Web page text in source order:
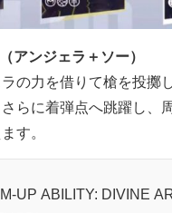
アンジェラ＋ソー）
の力を借りて槍を投擲
らに着弾点へ跳躍し、
す。
UP ABILITY: DIVINE